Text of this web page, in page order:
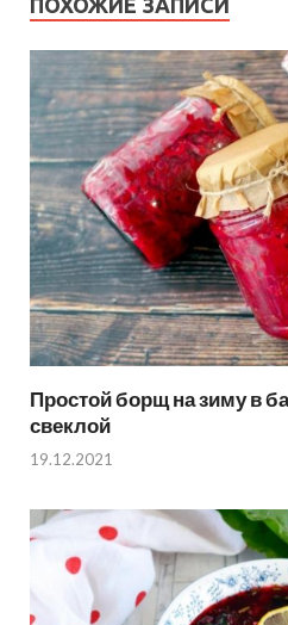
Простой борщ на зиму в
свеклой
19.12.2021